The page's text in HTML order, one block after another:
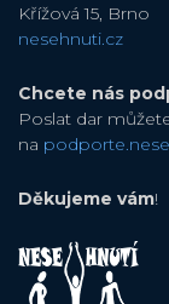
Křížová 15, Brno
nesehnuti.cz
Chcete nás
Poslat dar
na
Děkujeme vám!